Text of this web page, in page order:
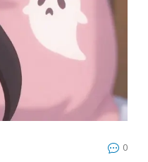
0